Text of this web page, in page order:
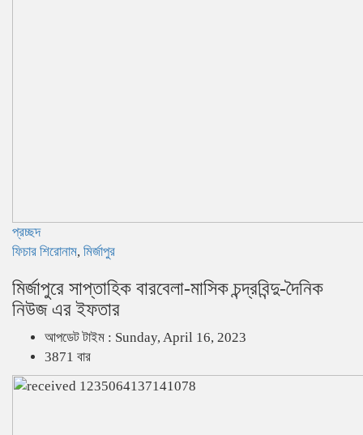
প্রচ্ছদ
ফিচার শিরোনাম, মির্জাপুর
মির্জাপুরে সাপ্তাহিক বারবেলা-মাসিক চন্দ্রবিন্দু-দৈনিক
নিউজ এর ইফতার
আপডেট টাইম : Sunday, April 16, 2023
3871 বার